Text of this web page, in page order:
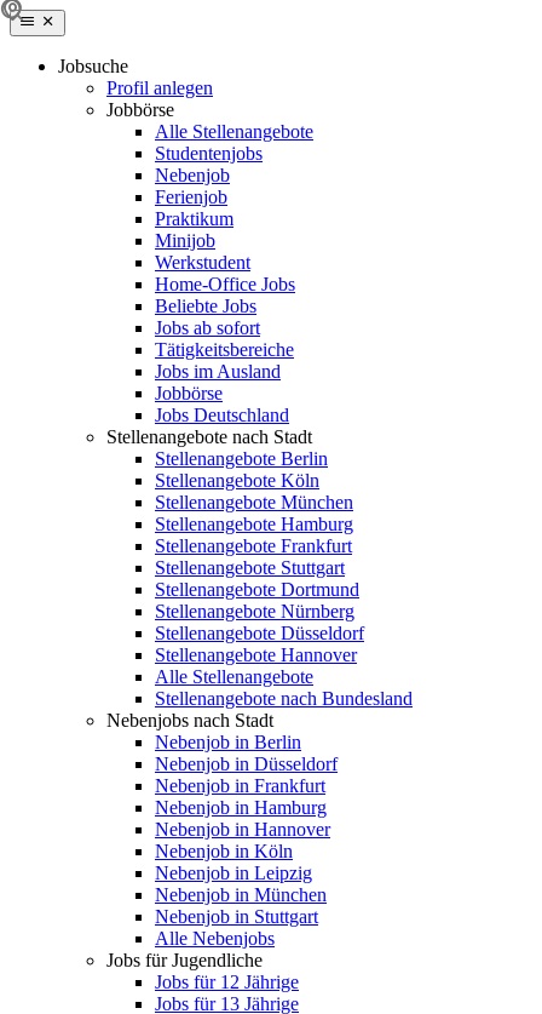
Jobsuche
Profil anlegen
Jobbörse
Alle Stellenangebote
Studentenjobs
Nebenjob
Ferienjob
Praktikum
Minijob
Werkstudent
Home-Office Jobs
Beliebte Jobs
Jobs ab sofort
Tätigkeitsbereiche
Jobs im Ausland
Jobbörse
Jobs Deutschland
Stellenangebote nach Stadt
Stellenangebote Berlin
Stellenangebote Köln
Stellenangebote München
Stellenangebote Hamburg
Stellenangebote Frankfurt
Stellenangebote Stuttgart
Stellenangebote Dortmund
Stellenangebote Nürnberg
Stellenangebote Düsseldorf
Stellenangebote Hannover
Alle Stellenangebote
Stellenangebote nach Bundesland
Nebenjobs nach Stadt
Nebenjob in Berlin
Nebenjob in Düsseldorf
Nebenjob in Frankfurt
Nebenjob in Hamburg
Nebenjob in Hannover
Nebenjob in Köln
Nebenjob in Leipzig
Nebenjob in München
Nebenjob in Stuttgart
Alle Nebenjobs
Jobs für Jugendliche
Jobs für 12 Jährige
Jobs für 13 Jährige